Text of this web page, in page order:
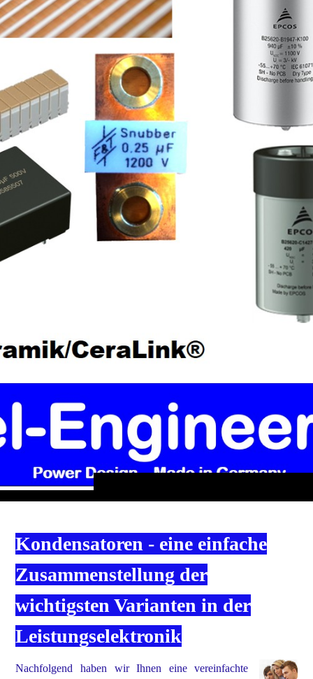
Kondensatoren - eine einfache
Zusammenstellung der
wichtigsten Varianten in der
Leistungselektronik
Nachfolgend haben wir Ihnen eine vereinfachte